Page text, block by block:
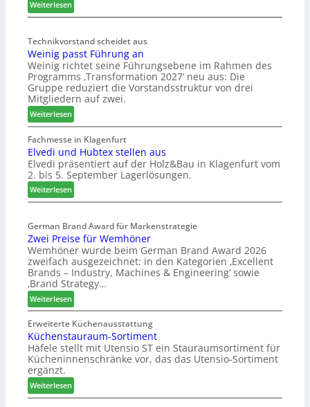
ä
t
z
u
r
H
a
u
s
m
e
s
s
e
Weiterlesen:
M
b
e
l
b
r
a
n
c
h
e
e
r
ö
r
e
r
t
Z
u
k
u
f
t
Technikvorstand scheidet aus
Weinig passt Führung an
Weinig richtet seine Führungsebene im Rahmen des
Programms ‚Transformation 2027‘ neu aus: Die
Gruppe reduziert die Vorstandsstruktur von drei
Mitgliedern auf zwei.
Weiterlesen:
W
e
i
n
i
p
s
s
t
F
ü
h
r
u
n
g
a
n
Fachmesse in Klagenfurt
Elvedi und Hubtex stellen aus
Elvedi präsentiert auf der Holz&Bau in Klagenfurt vom
2. bis 5. September Lagerlösungen.
Weiterlesen:
E
v
e
d
i
u
n
d
H
u
b
t
e
x
s
t
German Brand Award für Markenstrategie
Zwei Preise für Wemhöner
Wemhöner wurde beim German Brand Award 2026
zweifach ausgezeichnet: in den Kategorien ‚Excellent
Brands – Industry, Machines & Engineering‘ sowie
‚Brand Strategy…
Weiterlesen:
Z
w
e
i
P
e
i
Erweiterte Küchenausstattung
Küchenstauraum-Sortiment
Häfele stellt mit Utensio ST ein Stauraumsortiment für
Kücheninnenschränke vor, das das Utensio-Sortiment
ergänzt.
Weiterlesen:
K